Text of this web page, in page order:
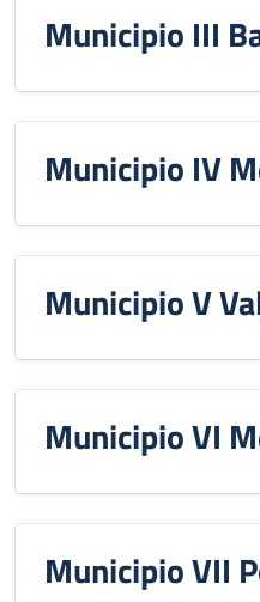
Municipio III
Municipio IV
Municipio V
Municipio VI
Municipio VII